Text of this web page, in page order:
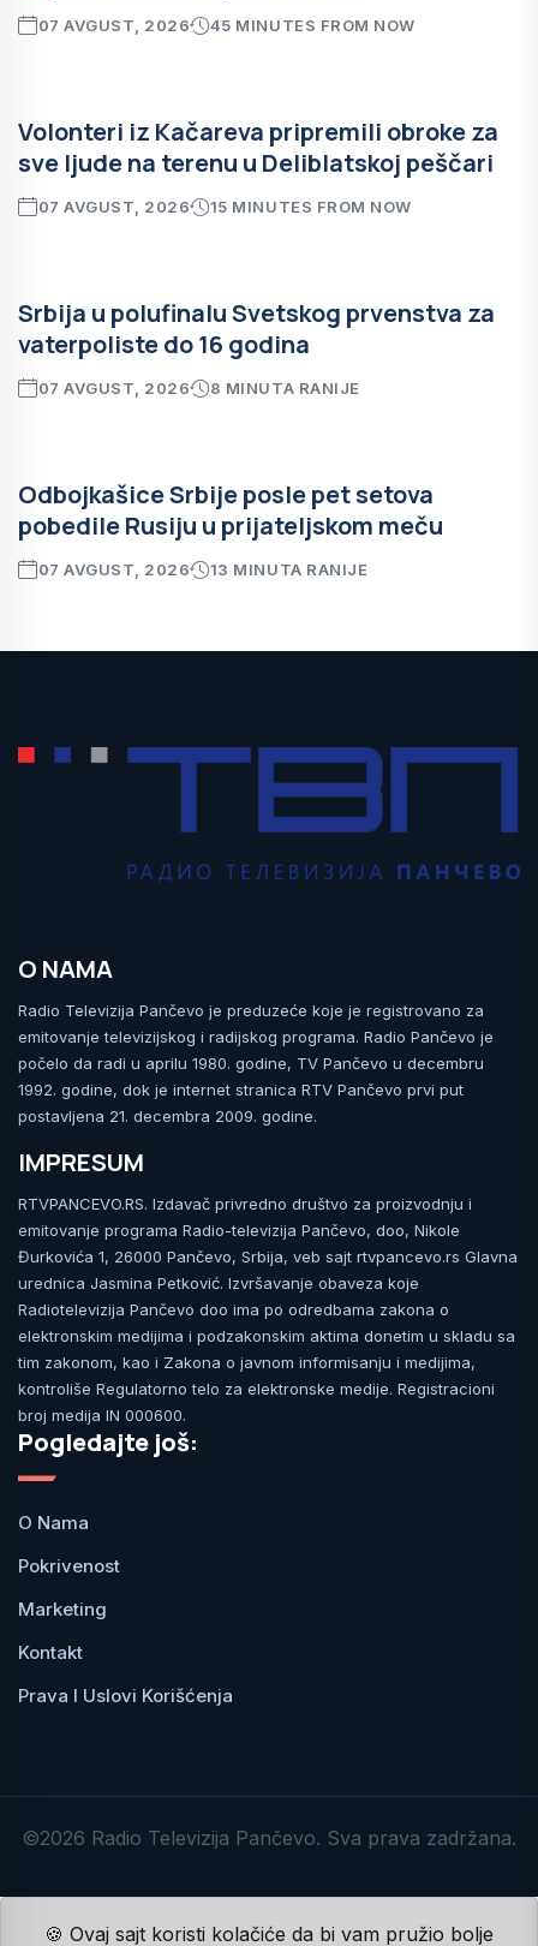
07 AVGUST, 2026 45 MINUTES FROM NOW
Volonteri iz Kačareva pripremili obroke za
sve ljude na terenu u Deliblatskoj peščari
07 AVGUST, 2026 15 MINUTES FROM NOW
Srbija u polufinalu Svetskog prvenstva za
vaterpoliste do 16 godina
07 AVGUST, 2026 8 MINUTA RANIJE
Odbojkašice Srbije posle pet setova
pobedile Rusiju u prijateljskom meču
07 AVGUST, 2026 13 MINUTA RANIJE
O NAMA
Radio Televizija Pančevo je preduzeće koje je registrovano za
emitovanje televizijskog i radijskog programa. Radio Pančevo je
počelo da radi u aprilu 1980. godine, TV Pančevo u decembru
1992. godine, dok je internet stranica RTV Pančevo prvi put
postavljena 21. decembra 2009. godine.
IMPRESUM
RTVPANCEVO.RS. Izdavač privredno društvo za proizvodnju i
emitovanje programa Radio-televizija Pančevo, doo, Nikole
Đurkovića 1, 26000 Pančevo, Srbija, veb sajt rtvpancevo.rs Glavna
urednica Jasmina Petković. Izvršavanje obaveza koje
Radiotelevizija Pančevo doo ima po odredbama zakona o
elektronskim medijima i podzakonskim aktima donetim u skladu sa
tim zakonom, kao i Zakona o javnom informisanju i medijima,
kontroliše Regulatorno telo za elektronske medije. Registracioni
broj medija IN 000600.
Pogledajte još:
O Nama
Pokrivenost
Marketing
Kontakt
Prava I Uslovi Korišćenja
©2026 Radio Televizija Pančevo. Sva prava zadržana.
🍪 Ovaj sajt koristi kolačiće da bi vam pružio bolje